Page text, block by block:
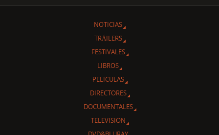
NOTICIAS
TRÁILERS
FESTIVALES
LIBROS
PELICULAS
DIRECTORES
DOCUMENTALES
TELEVISION